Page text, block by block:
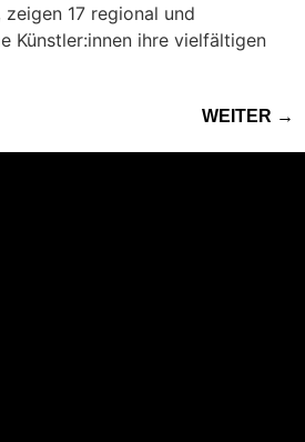
17 regional und
Künstler:innen ihre vielfältigen
WEITER →